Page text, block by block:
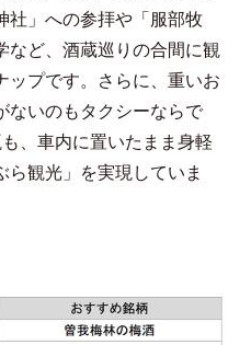
社」への参拝や「服部牧
など、酒蔵巡りの合間に観
ップです。さらに、重いお
ないのもタクシーならで
、車内に置いたまま身軽
ら観光」を実現していま